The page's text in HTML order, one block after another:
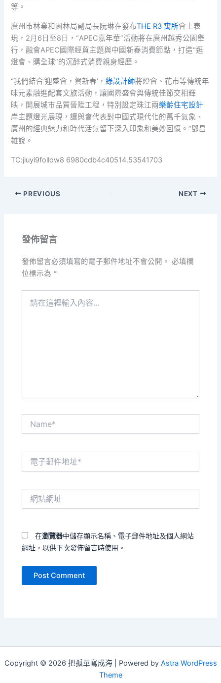
等。
廣州市林業和園林局副局長阮琳在發布THE R3 寓所會上表
現，2月6日至8日，“APEC嘉年華”活動將在廣州越秀公園舉
行，融會APEC國際經貿主題與中國新春消費節點，打造“逛
燈會、購全球”的沉醉式消費親身經歷。
“我們結合‘迎盛會，賀新春’，綠設計師將燈會、花市等傳統年
味元素融進配套文旅活動，讓國際盛會與傳統佳節交相輝
映，開展城市品質晉陞工程，特別設定珠江兩樂齡住宅設計
岸主題燈光展現，讓與會代表對中國式現代化的萬千氣象、
廣州的經典魅力和時代活氣留下深入印象和美妙回憶。”鄧昌
雄說。
TC:jiuyi9follow8 6980cdb4c40514.53541703
PREVIOUS NEXT
發佈留言
發佈留言必須填寫的電子郵件地址不會公開。 必填欄
位標示為 *
在瀏覽器中儲存顯示名稱、電子郵件地址及個人網站
網址，以供下次發佈留言時使用。
Copyright © 2026 把孤單寫成海 | Powered by Astra WordPress
Theme